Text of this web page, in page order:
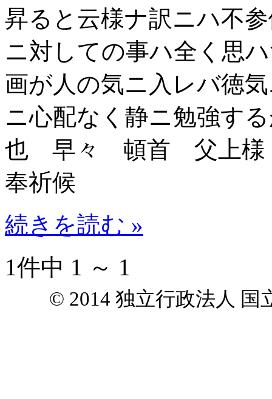
昇ると云様ナ訳ニハ不
ニ対しての事ハ全く思
画が人の気ニ入レバ徳
ニ心配なく静ニ勉強す
也 早々 頓首 父上
奉祈候
続きを読む »
1件中 1 ～ 1
© 2014 独立行政法人 国